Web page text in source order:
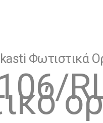
Φωτιστικά